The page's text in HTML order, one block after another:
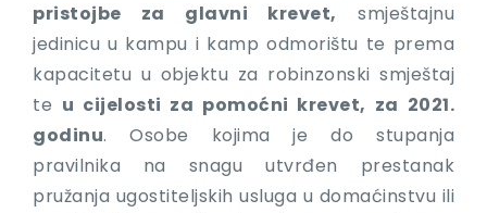
pristojbe za glavni krevet, smještajnu
jedinicu u kampu i kamp odmorištu te prema
kapacitetu u objektu za robinzonski smještaj
te u cijelosti za pomoćni krevet, za 2021.
godinu. Osobe kojima je do stupanja
pravilnika na snagu utvrđen prestanak
pružanja ugostiteljskih usluga u domaćinstvu ili